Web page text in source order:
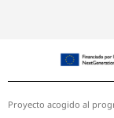
Proyecto acogido al